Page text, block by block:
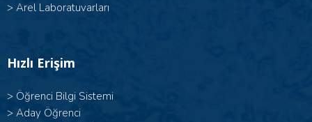
> Arel Laboratuvarları
Hızlı Erişim
> Öğrenci Bilgi Sistemi
> Aday Öğrenci